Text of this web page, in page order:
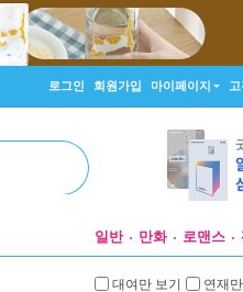
로그인 회원가입 마이페이지
일반 만화 로맨스
대여만 보기 연재